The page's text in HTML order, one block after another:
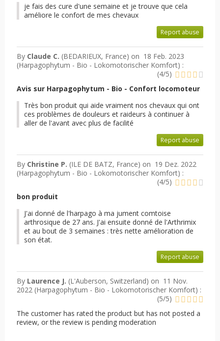
je fais des cure d'une semaine et je trouve que cela
améliore le confort de mes chevaux
Report abuse
By Claude C. (BEDARIEUX, France) on 18 Feb. 2023
(Harpagophytum - Bio - Lokomotorischer Komfort) :
(4/5)
Avis sur Harpagophytum - Bio - Confort locomoteur
Très bon produit qui aide vraiment nos chevaux qui ont
ces problèmes de douleurs et raideurs à continuer à
aller de l'avant avec plus de facilité
Report abuse
By Christine P. (ILE DE BATZ, France) on 19 Dez. 2022
(Harpagophytum - Bio - Lokomotorischer Komfort) :
(4/5)
bon produit
J'ai donné de l'harpago à ma jument comtoise
arthrosique de 27 ans. J'ai ensuite donné de l'Arthrimix
et au bout de 3 semaines : très nette amélioration de
son état.
Report abuse
By Laurence J. (L'Auberson, Switzerland) on 11 Nov.
2022 (Harpagophytum - Bio - Lokomotorischer Komfort) :
(5/5)
The customer has rated the product but has not posted a
review, or the review is pending moderation